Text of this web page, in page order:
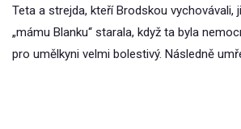
Teta a strejda, kteří Brodskou vychovávali,
„mámu Blanku“ starala, když ta byla
pro umělkyni velmi bolestivý. Následně